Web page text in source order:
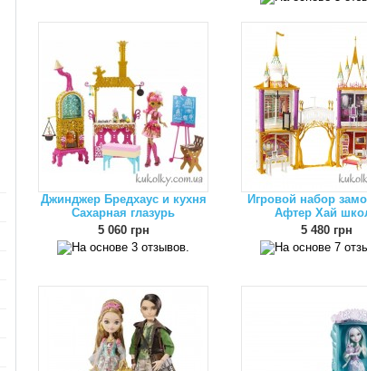
Джинджер Бредхаус и кухня
Сахарная глазурь
5 060 грн
Игровой набор
Афтер Хай
5 480 грн